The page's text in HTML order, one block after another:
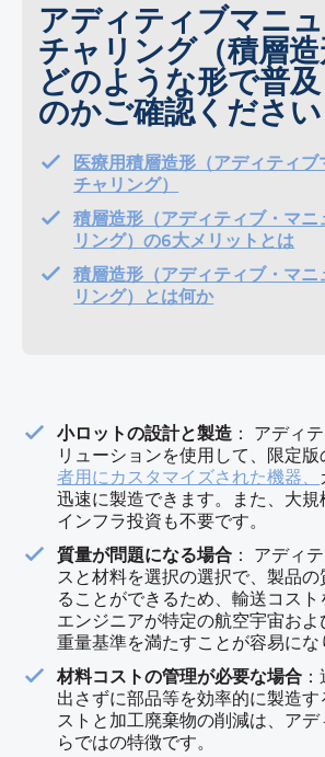
アディティブマニ
チャリング（積層
どのような形で普
のかご確認ください
医療用積層造形（アディティブ
チャリング）
積層造形（アディティブ・マニ
リング）の6大メリットとは
積層造形（アディティブ・マニ
リング）とは何か
小ロットの設計と製造 ： アディ
リューションを使用して、限定版
者用にカスタマイズされた機器、
迅速に製造できます。また、大
インフラ投資も不要です。
質量が問題になる場合 ： アディ
スと材料を選択の選択で、製品の
ることができるため、輸送コスト
エンジニアが特定の航空宇宙お
重量基準を満たすことが容易にな
材料コストの管理が必要な場合
出さずに部品等を効率的に製造す
ストと加工廃棄物の削減は、ア
らではの特徴です。